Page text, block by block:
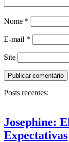
Nome *
E-mail *
Site
Posts recentes:
Josephine:
Expectativas